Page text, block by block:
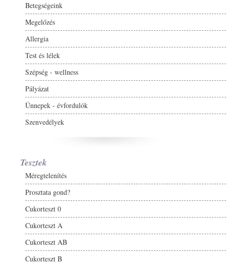
Betegségeink
Megelőzés
Allergia
Test és lélek
Szépség - wellness
Pályázat
Ünnepek - évfordulók
Szenvedélyek
Tesztek
Méregtelenítés
Prosztata gond?
Cukorteszt 0
Cukorteszt A
Cukorteszt AB
Cukorteszt B